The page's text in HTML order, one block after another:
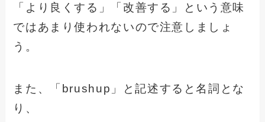
「より良くする」「改善する」という意味
ではあまり使われないので注意しましょ
う。
また、「brushup」と記述すると名詞とな
り、